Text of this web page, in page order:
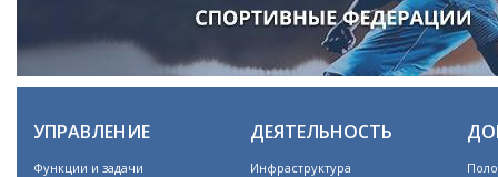
УПРАВЛЕНИЕ
Функции и задачи
ДЕЯТЕЛЬНОСТЬ
Инфраструктура